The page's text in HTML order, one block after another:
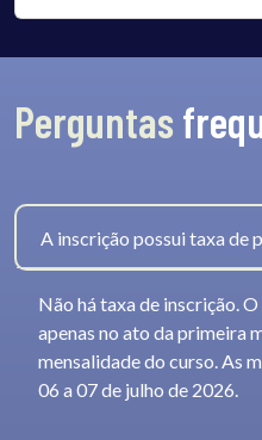
Perguntas
A inscrição possui taxa de
Não há taxa de inscrição.
apenas no ato da primeira
mensalidade do curso. As
06 a 07 de julho de 2026.